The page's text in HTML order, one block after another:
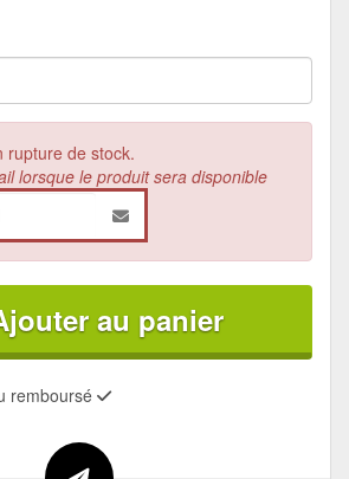
rupture de stock.
lorsque le produit sera disponible
au panier
remboursé